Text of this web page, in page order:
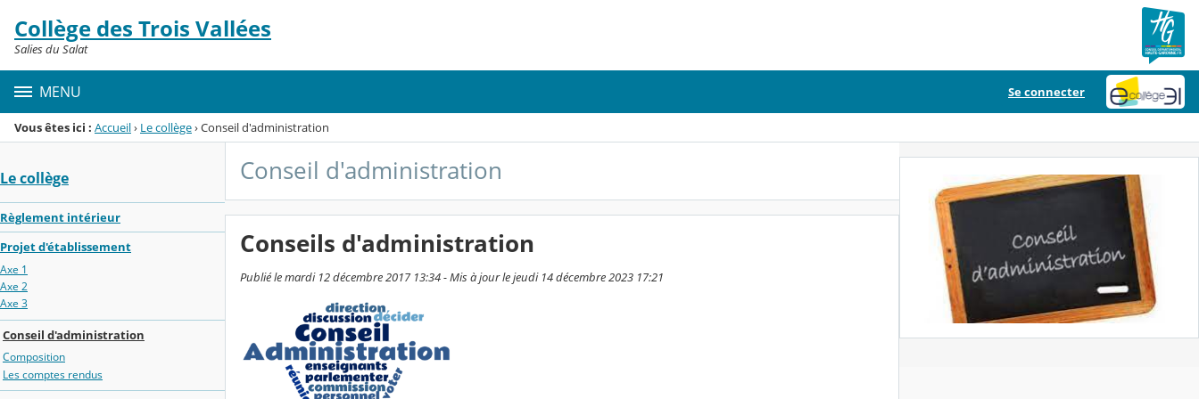
Menu de la rubrique
Contenu
Collège des Trois Vallées
Salies du Salat
MENU Se connecter
Vous êtes ici : Accueil› Le collège›Conseil d'administration
Le collège
Règlement intérieur
Projet d'établissement
Axe 1
Axe 2
Axe 3
Conseil d'administration
Composition
Les comptes rendus
Conseil d'administration
Conseils d'administration
Publié le mardi 12 décembre 2017 13:34 - Mis à jour le jeudi 14 décembre 2023 17:21